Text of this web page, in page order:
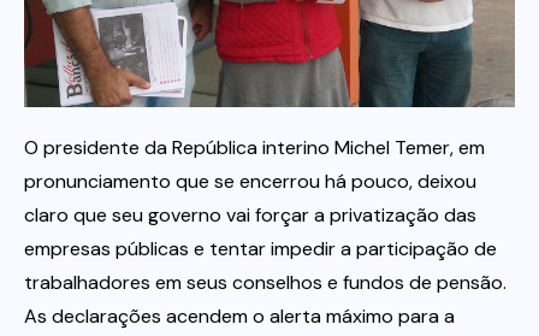
O presidente da República interino Michel Temer, em
pronunciamento que se encerrou há pouco, deixou
claro que seu governo vai forçar a privatização das
empresas públicas e tentar impedir a participação de
trabalhadores em seus conselhos e fundos de pensão.
As declarações acendem o alerta máximo para a